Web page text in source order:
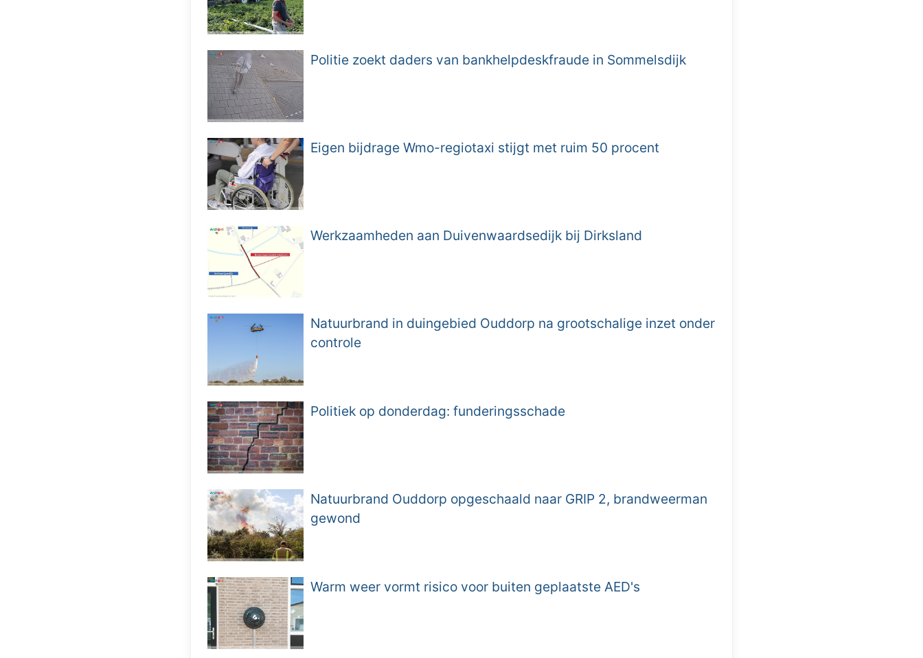
Politie zoekt daders van bankhelpdeskfraude in Sommelsdijk
Eigen bijdrage Wmo-regiotaxi stijgt met ruim 50 procent
Werkzaamheden aan Duivenwaardsedijk bij Dirksland
Natuurbrand in duingebied Ouddorp na grootschalige inzet onder
controle
Politiek op donderdag: funderingsschade
Natuurbrand Ouddorp opgeschaald naar GRIP 2, brandweerman
gewond
Warm weer vormt risico voor buiten geplaatste AED's